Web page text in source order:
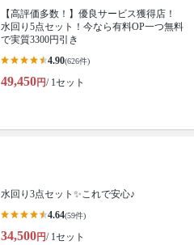
【高評価多数！】優良サービス獲得店！
水回り5点セット！今なら有料OP一つ無料
で実質3300円引き
4.90(626件)
49,450円/ 1セット
水回り3点セット✨これで安心♪
4.64(59件)
34,500円/ 1セット